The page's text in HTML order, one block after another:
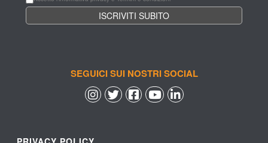
SEGUICI SUI NOSTRI SOCIAL